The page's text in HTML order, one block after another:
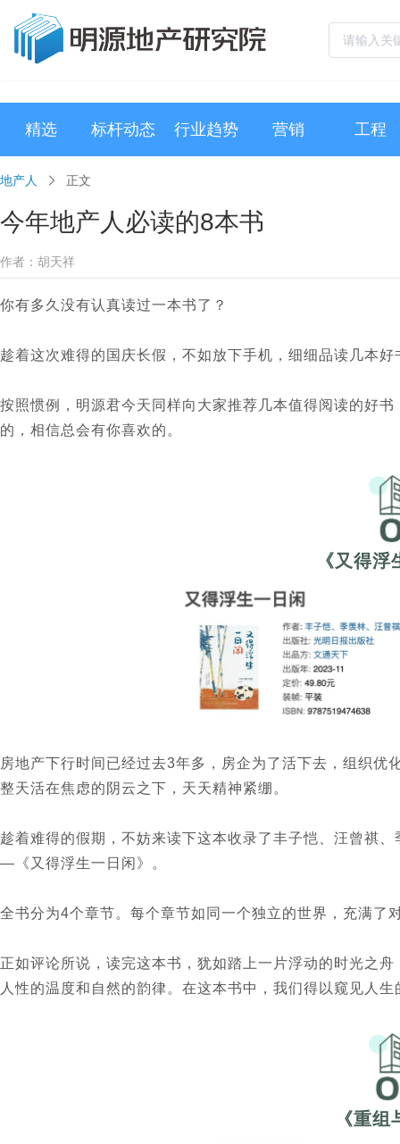
精选 标杆动态 行业趋势 营销 工程
地产人 正文
今年地产人必读的8本书
作者：胡天祥
你有多久没有认真读过一本书了？
趁着这次难得的国庆长假，不如放下手机，细细品读几本
按照惯例，明源君今天同样向大家推荐几本值得阅读的好
的，相信总会有你喜欢的。
《又得
房地产下行时间已经过去3年多，房企为了活下去，组织
整天活在焦虑的阴云之下，天天精神紧绷。
趁着难得的假期，不妨来读下这本收录了丰子恺、汪曾祺
—《又得浮生一日闲》。
全书分为4个章节。每个章节如同一个独立的世界，充满了
正如评论所说，读完这本书，犹如踏上一片浮动的时光之
人性的温度和自然的韵律。在这本书中，我们得以窥见人
《重